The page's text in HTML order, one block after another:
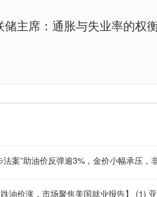
储主席：通胀与失业率的权
案”助油价反弹逾3%，金价小幅承压，